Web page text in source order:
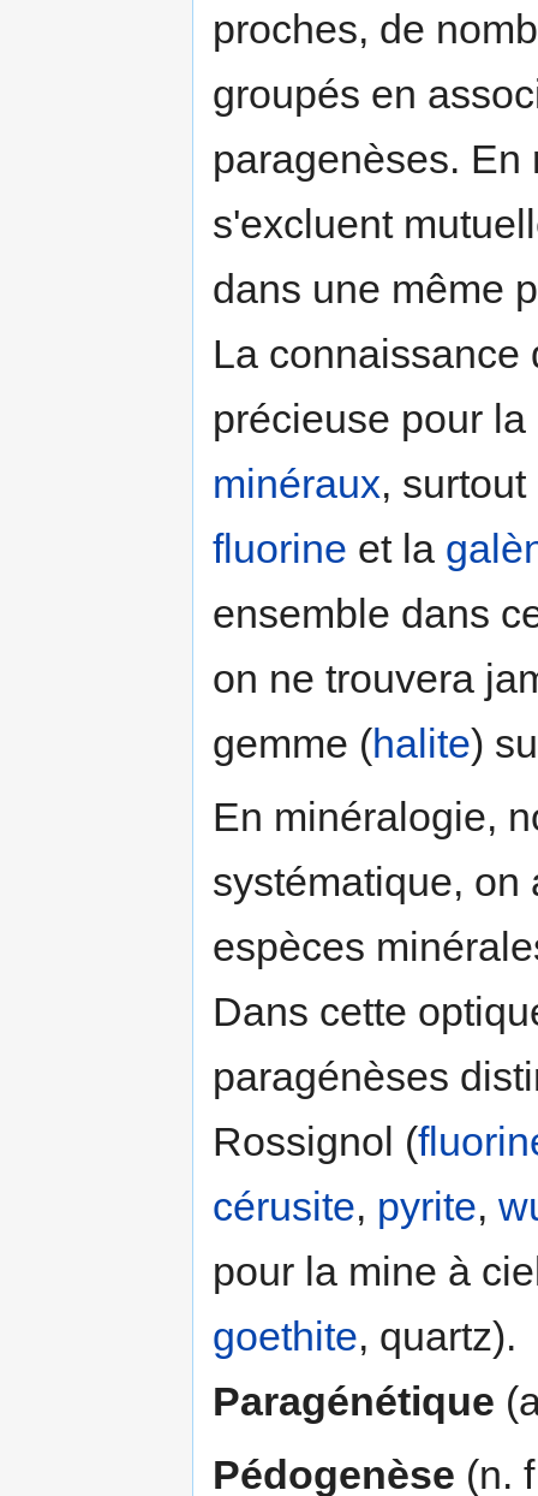
proches, de
groupés en
paragenèses. En
s'excluent
dans une même
La connaissance
précieuse pour
minéraux,
fluorine et la
ensemble dans
on ne trouvera
gemme (halite)
En minéralogie,
systématique, on
espèces
Dans cette
paragénèses
Rossignol (
cérusite, pyrite,
pour la mine à
goethite, quartz).
Paragénétique
Pédogenèse (n.